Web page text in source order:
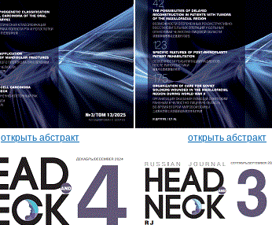
открыть абстракт открыть абстракт